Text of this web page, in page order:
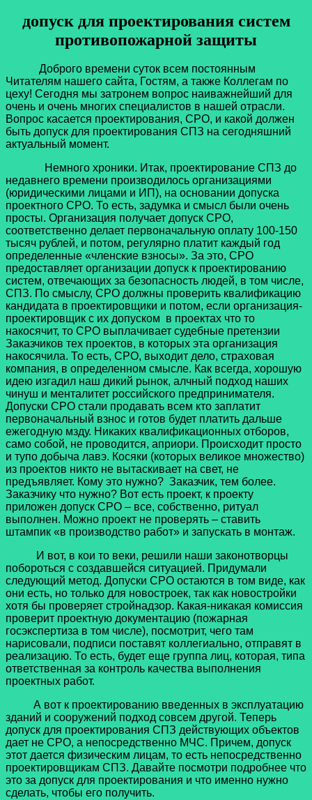
допуск для проектирования систем
противопожарной защиты
Доброго времени суток всем постоянным
Читателям нашего сайта, Гостям, а также Коллегам по
цеху! Сегодня мы затронем вопрос наиважнейший для
очень и очень многих специалистов в нашей отрасли.
Вопрос касается проектирования, СРО, и какой должен
быть допуск для проектирования СПЗ на сегодняшний
актуальный момент.
Немного хроники. Итак, проектирование СПЗ до
недавнего времени производилось организациями
(юридическими лицами и ИП), на основании допуска
проектного СРО. То есть, задумка и смысл были очень
просты. Организация получает допуск СРО,
соответственно делает первоначальную оплату 100-150
тысяч рублей, и потом, регулярно платит каждый год
определенные «членские взносы». За это, СРО
предоставляет организации допуск к проектированию
систем, отвечающих за безопасность людей, в том числе,
СПЗ. По смыслу, СРО должны проверить квалификацию
кандидата в проектировщики и потом, если организация-
проектировщик с их допуском в проектах что то
накосячит, то СРО выплачивает судебные претензии
Заказчиков тех проектов, в которых эта организация
накосячила. То есть, СРО, выходит дело, страховая
компания, в определенном смысле. Как всегда, хорошую
идею изгадил наш дикий рынок, алчный подход наших
чинуш и менталитет российского предпринимателя.
Допуски СРО стали продавать всем кто заплатит
первоначальный взнос и готов будет платить дальше
ежегодную мзду. Никаких квалификационных отборов,
само собой, не проводится, априори. Происходит просто
и тупо добыча лавэ. Косяки (которых великое множество)
из проектов никто не вытаскивает на свет, не
предъявляет. Кому это нужно? Заказчик, тем более.
Заказчику что нужно? Вот есть проект, к проекту
приложен допуск СРО – все, собственно, ритуал
выполнен. Можно проект не проверять – ставить
штампик «в производство работ» и запускать в монтаж.
И вот, в кои то веки, решили наши законотворцы
побороться с создавшейся ситуацией. Придумали
следующий метод. Допуски СРО остаются в том виде, как
они есть, но только для новостроек, так как новостройки
хотя бы проверяет стройнадзор. Какая-никакая комиссия
проверит проектную документацию (пожарная
госэкспертиза в том числе), посмотрит, чего там
нарисовали, подписи поставят коллегиально, отправят в
реализацию. То есть, будет еще группа лиц, которая, типа
ответственная за контроль качества выполнения
проектных работ.
А вот к проектированию введенных в эксплуатацию
зданий и сооружений подход совсем другой. Теперь
допуск для проектирования СПЗ действующих объектов
дает не СРО, а непосредственно МЧС. Причем, допуск
этот дается физическим лицам, то есть непосредственно
проектировщикам СПЗ. Давайте посмотри подробнее что
это за допуск для проектирования и что именно нужно
сделать, чтобы его получить.